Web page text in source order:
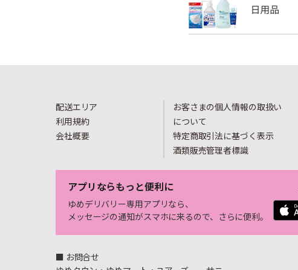
配送エリア
利用規約
会社概要
お客さまの個人情報の取扱い
について
特定商取引法に基づく表示
酒類販売管理者標識
アプリならもっと便利に
ゆめデリバリー専用アプリなら、
メッセージの通知がスマホに来るので、さらに便利。
■ お問合せ